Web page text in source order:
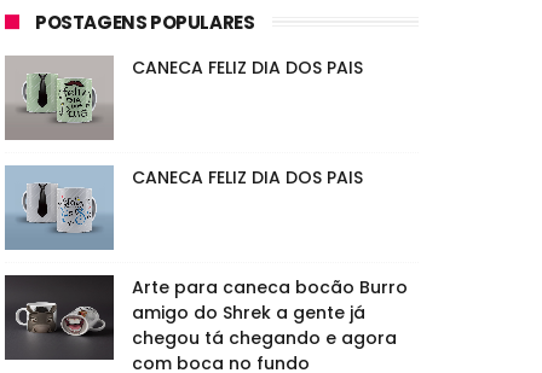
POSTAGENS POPULARES
CANECA FELIZ DIA DOS PAIS
CANECA FELIZ DIA DOS PAIS
Arte para caneca bocão Burro
amigo do Shrek a gente já
chegou tá chegando e agora
com boca no fundo